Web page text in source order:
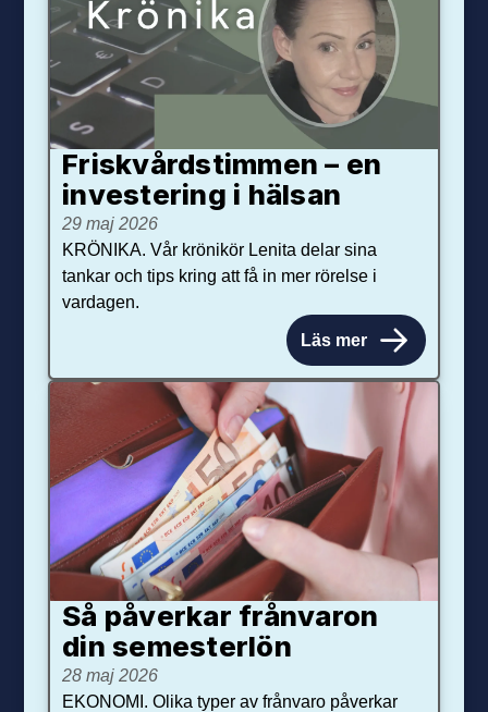
Friskvårdstimmen – en
investering i hälsan
29 maj 2026
KRÖNIKA. Vår krönikör Lenita delar sina
tankar och tips kring att få in mer rörelse i
vardagen.
Läs mer
Så påverkar från­varon
din semester­lön
28 maj 2026
EKONOMI. Olika typer av frånvaro påverkar